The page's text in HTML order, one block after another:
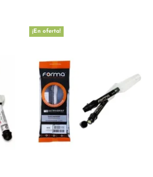
¡En oferta!